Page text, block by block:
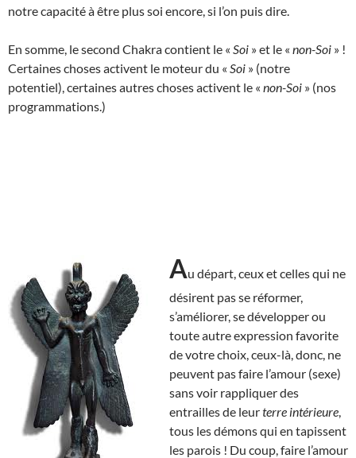
notre capacité à être plus soi encore, si l’on puis dire.
En somme, le second Chakra contient le « Soi » et le « non-Soi » !
Certaines choses activent le moteur du « Soi » (notre
potentiel), certaines autres choses activent le « non-Soi » (nos
programmations.)
Au départ, ceux et celles qui ne
désirent pas se réformer,
s’améliorer, se développer ou
toute autre expression favorite
de votre choix, ceux-là, donc, ne
peuvent pas faire l’amour (sexe)
sans voir rappliquer des
entrailles de leurterre intérieure
tous les démons qui en tapissent
les parois ! Du coup, faire l’amour